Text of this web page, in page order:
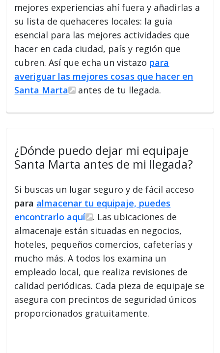
mejores experiencias ahí fuera y añadirlas a
su lista de quehaceres locales: la guía
esencial para las mejores actividades que
hacer en cada ciudad, país y región que
cubren. Así que echa un vistazo para
averiguar las mejores cosas que hacer en
Santa Marta
antes de tu llegada.
¿Dónde puedo dejar mi equipaje
Santa Marta antes de mi llegada?
Si buscas un lugar seguro y de fácil acceso
para almacenar tu equipaje, puedes
encontrarlo aquí
. Las ubicaciones de
almacenaje están situadas en negocios,
hoteles, pequeños comercios, cafeterías y
mucho más. A todos los examina un
empleado local, que realiza revisiones de
calidad periódicas. Cada pieza de equipaje se
asegura con precintos de seguridad únicos
proporcionados gratuitamente.